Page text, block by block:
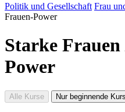
Politik und Gesellschaft Frau
Frauen-Power
Starke
Power
Alle Kurse Nur beginnende